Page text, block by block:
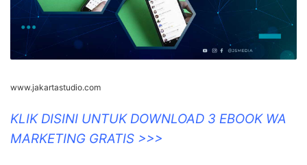
www.jakartastudio.com
KLIK DISINI UNTUK DOWNLOAD 3 EBOOK WA
MARKETING GRATIS >>>